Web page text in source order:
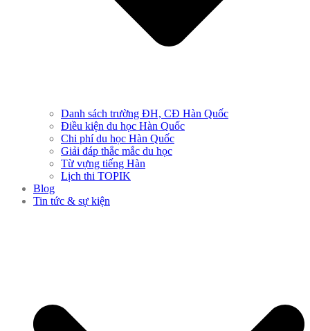
Danh sách trường ĐH, CĐ Hàn Quốc
Điều kiện du học Hàn Quốc
Chi phí du học Hàn Quốc
Giải đáp thắc mắc du học
Từ vựng tiếng Hàn
Lịch thi TOPIK
Blog
Tin tức & sự kiện